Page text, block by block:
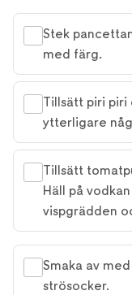
Stek
med färg.
Tillsätt piri piri
ytterligare
Tillsätt
Häll på
vispgrädden
Smaka av
strösocker.